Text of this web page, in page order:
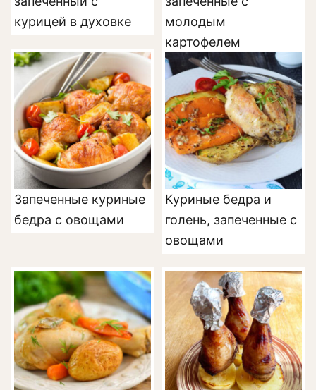
курицей в духовке
молодым
картофелем
Запеченные куриные
бедра с овощами
Куриные бедра и
голень, запеченные с
овощами